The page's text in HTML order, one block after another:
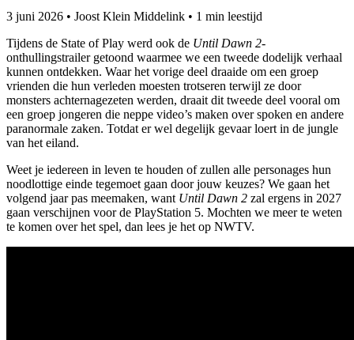
3 juni 2026 • Joost Klein Middelink • 1 min leestijd
Tijdens de State of Play werd ook de Until Dawn 2-
onthullingstrailer getoond waarmee we een tweede dodelijk verhaal
kunnen ontdekken. Waar het vorige deel draaide om een groep
vrienden die hun verleden moesten trotseren terwijl ze door
monsters achternagezeten werden, draait dit tweede deel vooral om
een groep jongeren die neppe video’s maken over spoken en andere
paranormale zaken. Totdat er wel degelijk gevaar loert in de jungle
van het eiland.
Weet je iedereen in leven te houden of zullen alle personages hun
noodlottige einde tegemoet gaan door jouw keuzes? We gaan het
volgend jaar pas meemaken, want Until Dawn 2 zal ergens in 2027
gaan verschijnen voor de PlayStation 5. Mochten we meer te weten
te komen over het spel, dan lees je het op NWTV.